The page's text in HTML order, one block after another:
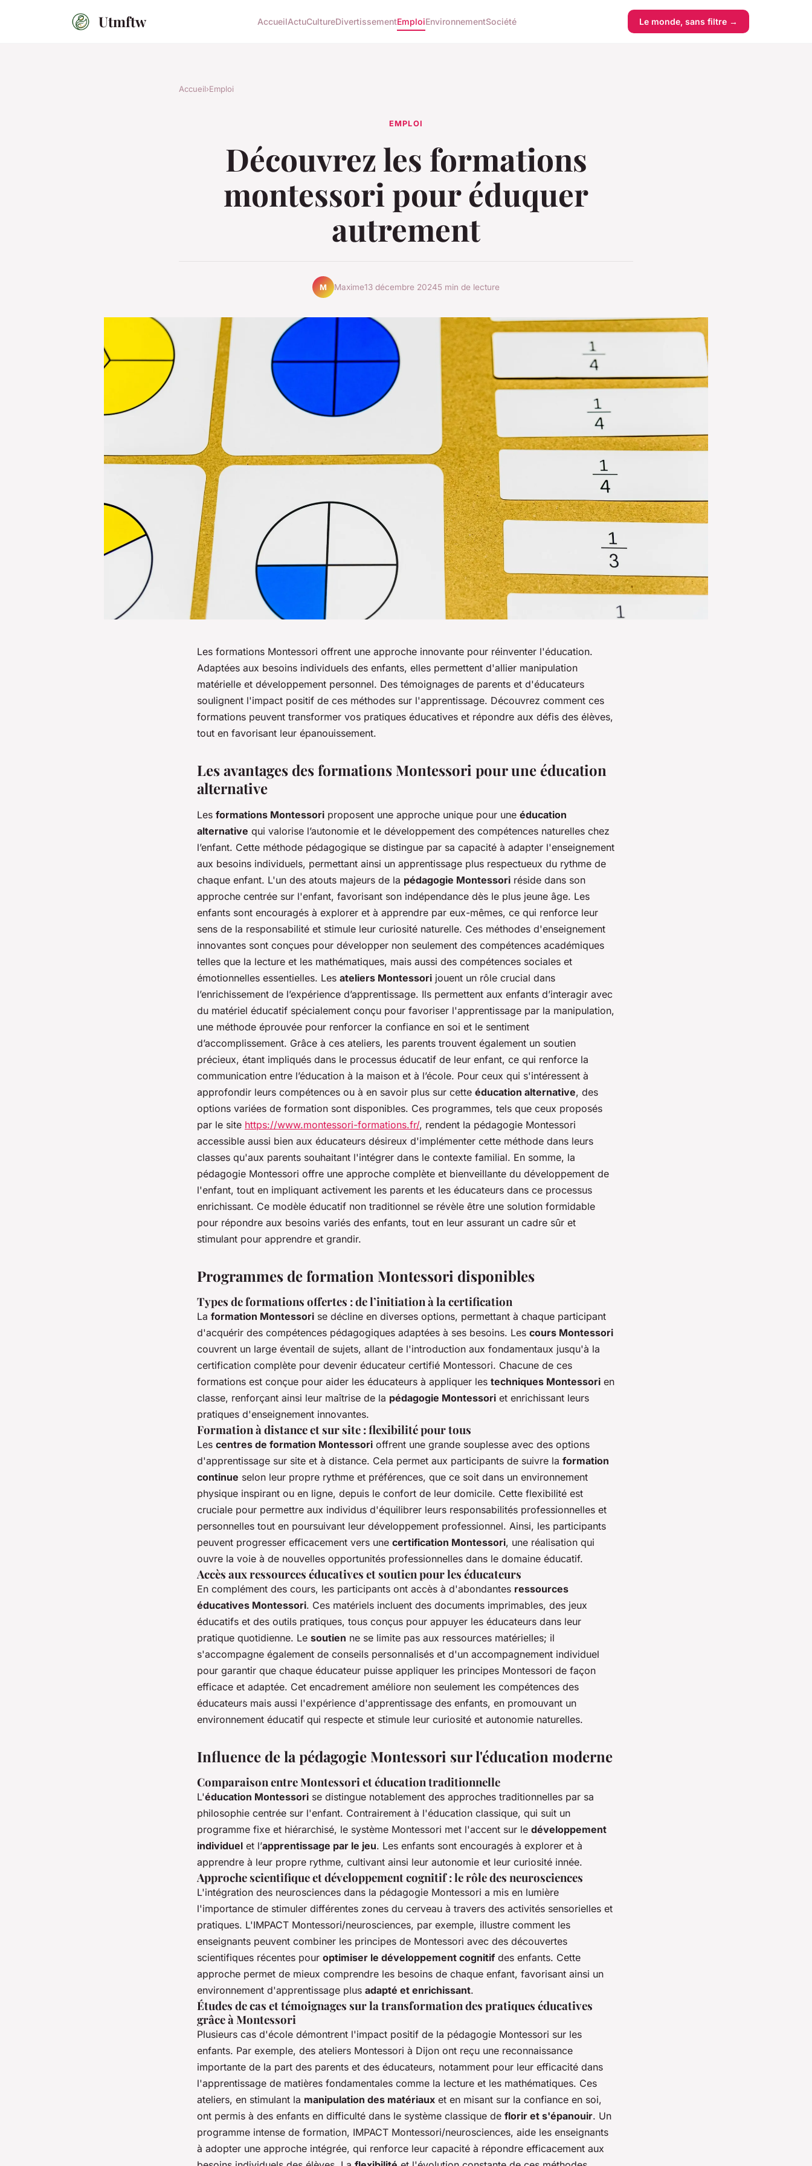
Utmftw AccueilActuCultureDivertissementEmploiEnvironnementSociété Le monde, sans filtre →
Accueil›Emploi
EMPLOI
Découvrez les formations
montessori pour éduquer
autrement
M Maxime13 décembre 20245 min de lecture
Les formations Montessori offrent une approche innovante pour réinventer l'éducation.
Adaptées aux besoins individuels des enfants, elles permettent d'allier manipulation
matérielle et développement personnel. Des témoignages de parents et d'éducateurs
soulignent l'impact positif de ces méthodes sur l'apprentissage. Découvrez comment ces
formations peuvent transformer vos pratiques éducatives et répondre aux défis des élèves,
tout en favorisant leur épanouissement.
Les avantages des formations Montessori pour une éducation
alternative
Les formations Montessori proposent une approche unique pour une éducation
alternative qui valorise l’autonomie et le développement des compétences naturelles chez
l’enfant. Cette méthode pédagogique se distingue par sa capacité à adapter l'enseignement
aux besoins individuels, permettant ainsi un apprentissage plus respectueux du rythme de
chaque enfant. L'un des atouts majeurs de la pédagogie Montessori réside dans son
approche centrée sur l'enfant, favorisant son indépendance dès le plus jeune âge. Les
enfants sont encouragés à explorer et à apprendre par eux-mêmes, ce qui renforce leur
sens de la responsabilité et stimule leur curiosité naturelle. Ces méthodes d'enseignement
innovantes sont conçues pour développer non seulement des compétences académiques
telles que la lecture et les mathématiques, mais aussi des compétences sociales et
émotionnelles essentielles. Les ateliers Montessori jouent un rôle crucial dans
l’enrichissement de l’expérience d’apprentissage. Ils permettent aux enfants d’interagir avec
du matériel éducatif spécialement conçu pour favoriser l'apprentissage par la manipulation,
une méthode éprouvée pour renforcer la confiance en soi et le sentiment
d’accomplissement. Grâce à ces ateliers, les parents trouvent également un soutien
précieux, étant impliqués dans le processus éducatif de leur enfant, ce qui renforce la
communication entre l’éducation à la maison et à l’école. Pour ceux qui s'intéressent à
approfondir leurs compétences ou à en savoir plus sur cette éducation alternative, des
options variées de formation sont disponibles. Ces programmes, tels que ceux proposés
par le site https://www.montessori-formations.fr/, rendent la pédagogie Montessori
accessible aussi bien aux éducateurs désireux d'implémenter cette méthode dans leurs
classes qu'aux parents souhaitant l'intégrer dans le contexte familial. En somme, la
pédagogie Montessori offre une approche complète et bienveillante du développement de
l'enfant, tout en impliquant activement les parents et les éducateurs dans ce processus
enrichissant. Ce modèle éducatif non traditionnel se révèle être une solution formidable
pour répondre aux besoins variés des enfants, tout en leur assurant un cadre sûr et
stimulant pour apprendre et grandir.
Programmes de formation Montessori disponibles
Types de formations offertes : de l’initiation à la certification
La formation Montessori se décline en diverses options, permettant à chaque participant
d'acquérir des compétences pédagogiques adaptées à ses besoins. Les cours Montessori
couvrent un large éventail de sujets, allant de l'introduction aux fondamentaux jusqu'à la
certification complète pour devenir éducateur certifié Montessori. Chacune de ces
formations est conçue pour aider les éducateurs à appliquer les techniques Montessori en
classe, renforçant ainsi leur maîtrise de la pédagogie Montessori et enrichissant leurs
pratiques d'enseignement innovantes.
Formation à distance et sur site : flexibilité pour tous
Les centres de formation Montessori offrent une grande souplesse avec des options
d'apprentissage sur site et à distance. Cela permet aux participants de suivre la formation
continue selon leur propre rythme et préférences, que ce soit dans un environnement
physique inspirant ou en ligne, depuis le confort de leur domicile. Cette flexibilité est
cruciale pour permettre aux individus d'équilibrer leurs responsabilités professionnelles et
personnelles tout en poursuivant leur développement professionnel. Ainsi, les participants
peuvent progresser efficacement vers une certification Montessori, une réalisation qui
ouvre la voie à de nouvelles opportunités professionnelles dans le domaine éducatif.
Accès aux ressources éducatives et soutien pour les éducateurs
En complément des cours, les participants ont accès à d'abondantes ressources
éducatives Montessori. Ces matériels incluent des documents imprimables, des jeux
éducatifs et des outils pratiques, tous conçus pour appuyer les éducateurs dans leur
pratique quotidienne. Le soutien ne se limite pas aux ressources matérielles; il
s'accompagne également de conseils personnalisés et d'un accompagnement individuel
pour garantir que chaque éducateur puisse appliquer les principes Montessori de façon
efficace et adaptée. Cet encadrement améliore non seulement les compétences des
éducateurs mais aussi l'expérience d'apprentissage des enfants, en promouvant un
environnement éducatif qui respecte et stimule leur curiosité et autonomie naturelles.
Influence de la pédagogie Montessori sur l'éducation moderne
Comparaison entre Montessori et éducation traditionnelle
L'éducation Montessori se distingue notablement des approches traditionnelles par sa
philosophie centrée sur l'enfant. Contrairement à l'éducation classique, qui suit un
programme fixe et hiérarchisé, le système Montessori met l'accent sur le développement
individuel et l’apprentissage par le jeu. Les enfants sont encouragés à explorer et à
apprendre à leur propre rythme, cultivant ainsi leur autonomie et leur curiosité innée.
Approche scientifique et développement cognitif : le rôle des neurosciences
L'intégration des neurosciences dans la pédagogie Montessori a mis en lumière
l'importance de stimuler différentes zones du cerveau à travers des activités sensorielles et
pratiques. L'IMPACT Montessori/neurosciences, par exemple, illustre comment les
enseignants peuvent combiner les principes de Montessori avec des découvertes
scientifiques récentes pour optimiser le développement cognitif des enfants. Cette
approche permet de mieux comprendre les besoins de chaque enfant, favorisant ainsi un
environnement d'apprentissage plus adapté et enrichissant.
Études de cas et témoignages sur la transformation des pratiques éducatives
grâce à Montessori
Plusieurs cas d'école démontrent l'impact positif de la pédagogie Montessori sur les
enfants. Par exemple, des ateliers Montessori à Dijon ont reçu une reconnaissance
importante de la part des parents et des éducateurs, notamment pour leur efficacité dans
l'apprentissage de matières fondamentales comme la lecture et les mathématiques. Ces
ateliers, en stimulant la manipulation des matériaux et en misant sur la confiance en soi,
ont permis à des enfants en difficulté dans le système classique de florir et s'épanouir. Un
programme intense de formation, IMPACT Montessori/neurosciences, aide les enseignants
à adopter une approche intégrée, qui renforce leur capacité à répondre efficacement aux